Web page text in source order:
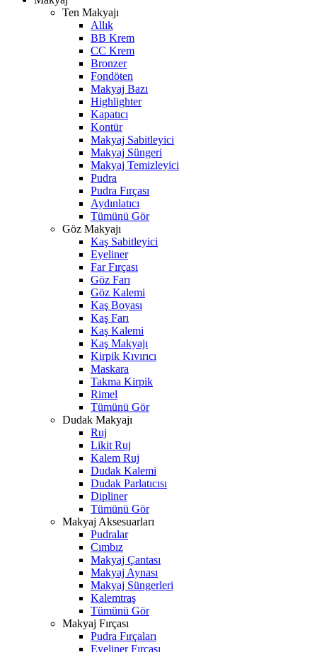
Ten Makyajı
Allık
BB Krem
CC Krem
Bronzer
Fondöten
Makyaj Bazı
Highlighter
Kapatıcı
Kontür
Makyaj Sabitleyici
Makyaj Süngeri
Makyaj Temizleyici
Pudra
Pudra Fırçası
Aydınlatıcı
Tümünü Gör
Göz Makyajı
Kaş Sabitleyici
Eyeliner
Far Fırçası
Göz Farı
Göz Kalemi
Kaş Boyası
Kaş Farı
Kaş Kalemi
Kaş Makyajı
Kirpik Kıvırıcı
Maskara
Takma Kirpik
Rimel
Tümünü Gör
Dudak Makyajı
Ruj
Likit Ruj
Kalem Ruj
Dudak Kalemi
Dudak Parlatıcısı
Dipliner
Tümünü Gör
Makyaj Aksesuarları
Pudralar
Cımbız
Makyaj Çantası
Makyaj Aynası
Makyaj Süngerleri
Kalemtraş
Tümünü Gör
Makyaj Fırçası
Pudra Fırçaları
Eyeliner Fırçası